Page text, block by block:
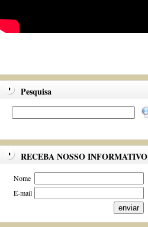
Pesquisa
RECEBA NOSSO INFORMATIVO
Nome
E-mail